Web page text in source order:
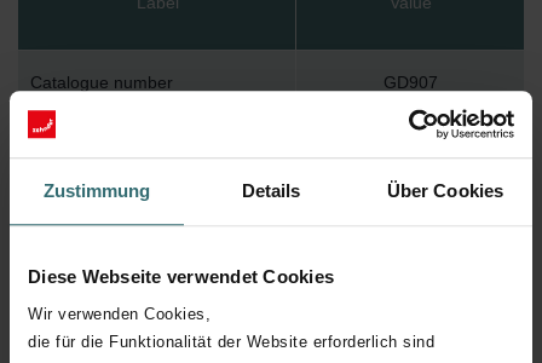
Zustimmung Details Über Cookies
Diese Webseite verwendet Cookies
Wir verwenden Cookies,
die für die Funktionalität der Website erforderlich sind
Catalogue number GD907
Downloads